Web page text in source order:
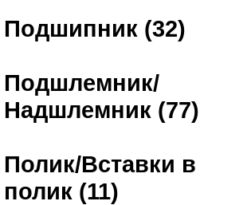
Подшипник (32)
Подшлемник/
Надшлемник (77)
Полик/Вставки в
полик (11)